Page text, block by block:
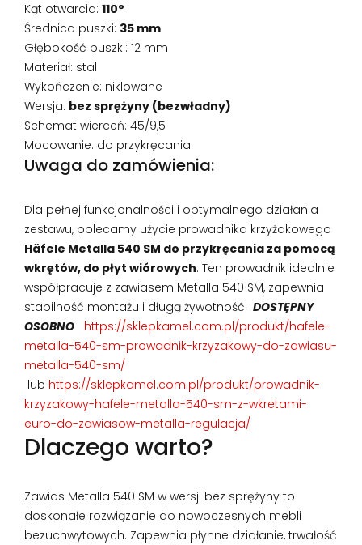
Kąt otwarcia: 110°
Średnica puszki: 35 mm
Głębokość puszki: 12 mm
Materiał: stal
Wykończenie: niklowane
Wersja: bez sprężyny (bezwładny)
Schemat wierceń: 45/9,5
Mocowanie: do przykręcania
Uwaga do zamówienia:
Dla pełnej funkcjonalności i optymalnego działania
zestawu, polecamy użycie prowadnika krzyżakowego
Häfele Metalla 540 SM do przykręcania za pomocą
wkrętów, do płyt wiórowych. Ten prowadnik idealnie
współpracuje z zawiasem Metalla 540 SM, zapewnia
stabilność montażu i długą żywotność. DOSTĘPNY
OSOBNO
https://sklepkamel.com.pl/produkt/hafele-
metalla-540-sm-prowadnik-krzyzakowy-do-zawiasu-
metalla-540-sm/
lub https://sklepkamel.com.pl/produkt/prowadnik-
krzyzakowy-hafele-metalla-540-sm-z-wkretami-
euro-do-zawiasow-metalla-regulacja/
Dlaczego warto?
Zawias Metalla 540 SM w wersji bez sprężyny to
doskonałe rozwiązanie do nowoczesnych mebli
bezuchwytowych. Zapewnia płynne działanie, trwałość